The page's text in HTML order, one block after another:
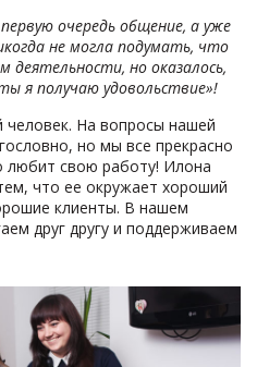
очередь общение, а уже
не могла подумать, что
деятельности, но оказалось,
я получаю удовольствие»!
На вопросы нашей
но мы все прекрасно
любит свою работу! Илона
что ее окружает хороший
клиенты. В нашем
друг другу и поддерживаем